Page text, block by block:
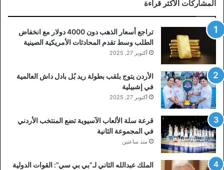
المشاركات الأكثر قراءة
تراجع أسعار الذهب دون 4000 دولار مع انخفاض
الطلب وسط تقدم المحادثات الأمريكية الصينية
أكتوبر 27, 2025
الأردن يتوج بلقب بطولة ريد بُل بادل داش العالمية
في إشبيلية
أكتوبر 27, 2025
قرعة سلة الألعاب الآسيوية تضع المنتخب الأردني
في المجموعة الثانية
منذ ساعتين
الملك عبدالله الثاني لـ”بي بي سي”: القوات الدولية